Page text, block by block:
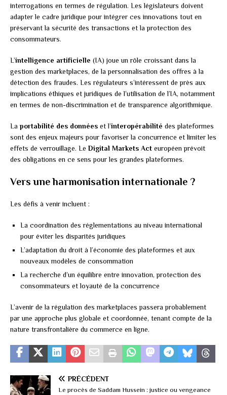
interrogations en termes de régulation. Les législateurs doivent
adapter le cadre juridique pour intégrer ces innovations tout en
préservant la sécurité des transactions et la protection des
consommateurs.
L’intelligence artificielle (IA) joue un rôle croissant dans la
gestion des marketplaces, de la personnalisation des offres à la
détection des fraudes. Les régulateurs s’intéressent de près aux
implications éthiques et juridiques de l’utilisation de l’IA, notamment
en termes de non-discrimination et de transparence algorithmique.
La portabilité des données et l’interopérabilité des plateformes
sont des enjeux majeurs pour favoriser la concurrence et limiter les
effets de verrouillage. Le Digital Markets Act européen prévoit
des obligations en ce sens pour les grandes plateformes.
Vers une harmonisation internationale ?
Les défis à venir incluent :
La coordination des réglementations au niveau international
pour éviter les disparités juridiques
L’adaptation du droit à l’économie des plateformes et aux
nouveaux modèles de consommation
La recherche d’un équilibre entre innovation, protection des
consommateurs et loyauté de la concurrence
L’avenir de la régulation des marketplaces passera probablement
par une approche plus globale et coordonnée, tenant compte de la
nature transfrontalière du commerce en ligne.
PRÉCÉDENT
Le procès de Saddam Hussein : justice ou vengeance